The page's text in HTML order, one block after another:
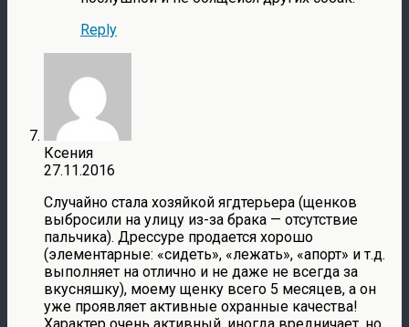
Reply
Ксения
27.11.2016
Случайно стала хозяйкой ягдтерьера (щенков
выбросили на улицу из-за брака — отсутствие
пальчика). Дрессуре продается хорошо
(элементарные: «сидеть», «лежать», «апорт» и т.д.
выполняет на отлично и не даже не всегда за
вкусняшку), моему щенку всего 5 месяцев, а он
уже проявляет активные охранные качества!